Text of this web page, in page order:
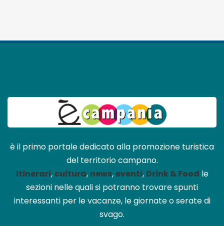
è il primo portale dedicato alla promozione turistica
del territorio campano.
Itinerari, cultura, news, eventi, Drink & Food le
sezioni nelle quali si potranno trovare spunti
interessanti per le vacanze, le giornate o serate di
svago.